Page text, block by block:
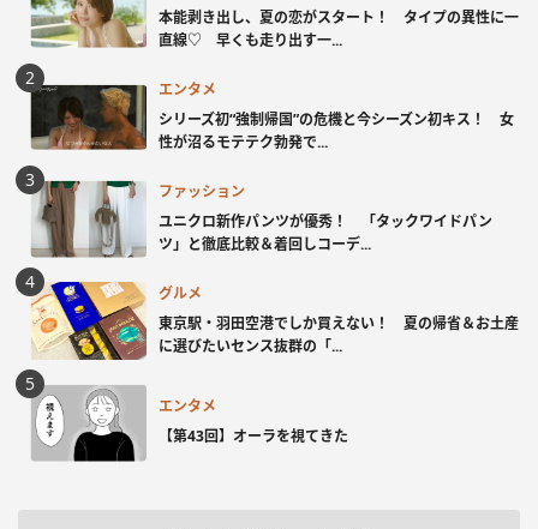
本能剥き出し、夏の恋がスタート！ タイプの異性に一
直線♡ 早くも走り出す一...
エンタメ
シリーズ初“強制帰国”の危機と今シーズン初キス！ 女
性が沼るモテテク勃発で...
ファッション
ユニクロ新作パンツが優秀！ 「タックワイドパン
ツ」と徹底比較＆着回しコーデ...
グルメ
東京駅・羽田空港でしか買えない！ 夏の帰省＆お土産
に選びたいセンス抜群の「...
エンタメ
【第43回】オーラを視てきた